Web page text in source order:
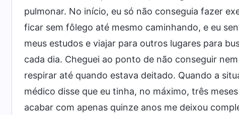
pulmonar. No início, eu só não conseguia fazer
ficar sem fôlego até mesmo caminhando, e eu
meus estudos e viajar para outros lugares para
cada dia. Cheguei ao ponto de não conseguir
respirar até quando estava deitado. Quando a
médico disse que eu tinha, no máximo, três
acabar com apenas quinze anos me deixou